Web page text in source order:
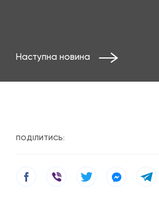
Наступна новина
ПОДІЛИТИСЬ: